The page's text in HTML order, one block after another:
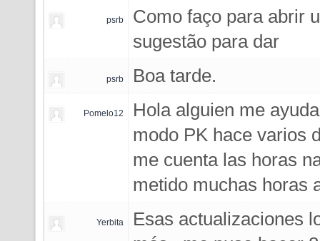
psrb
Como faço para abrir
sugestão para dar
psrb Boa tarde.
Pomelo12
Hola alguien me
modo PK hace varios
me cuenta las horas
metido muchas horas
Yerbita
Esas actualizaciones